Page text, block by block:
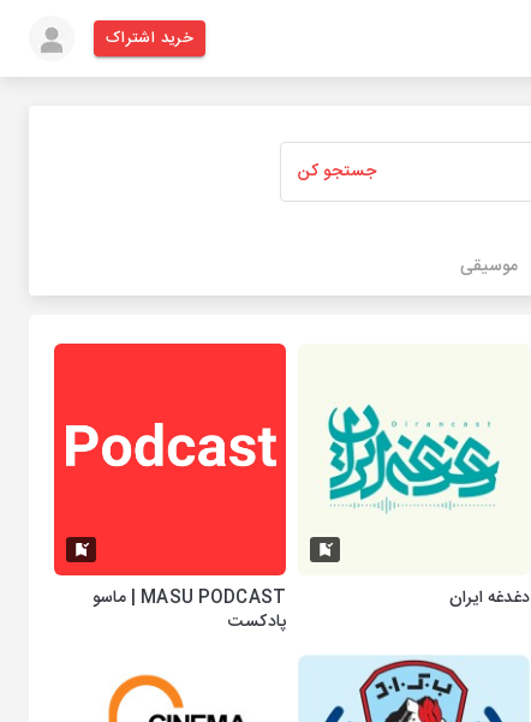
خرید اشتراک
جستجو کن
موسیقی
دغدغه ایران
MASU PODCAST | ماسو
پادکست